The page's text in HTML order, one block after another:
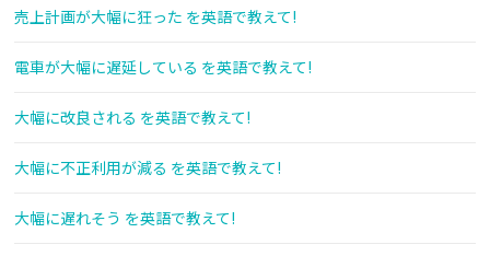
売上計画が大幅に狂った を英語で教えて!
電車が大幅に遅延している を英語で教えて!
大幅に改良される を英語で教えて!
大幅に不正利用が減る を英語で教えて!
大幅に遅れそう を英語で教えて!